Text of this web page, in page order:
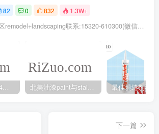
82 0 832 1.3W+
湾区remodel+landscaping联系:15320-610300(微信同号去掉-)
湾区全屋翻新2024年5月最新报价 北美油漆paint与stain的不同之处
下一篇